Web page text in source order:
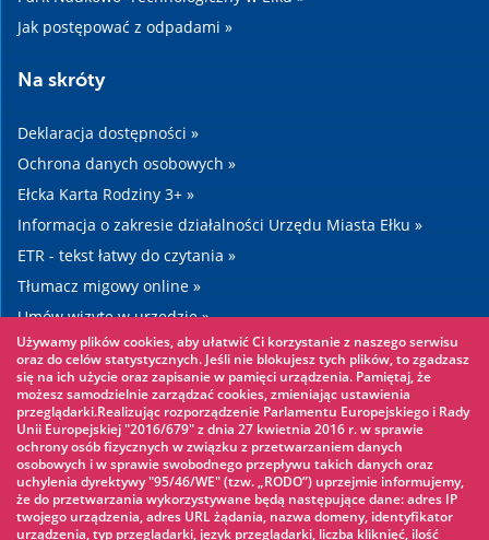
Jak postępować z odpadami »
Na skróty
Deklaracja dostępności »
Ochrona danych osobowych »
Ełcka Karta Rodziny 3+ »
Informacja o zakresie działalności Urzędu Miasta Ełku »
ETR - tekst łatwy do czytania »
Tłumacz migowy online »
Umów wizytę w urzędzie »
Drogi »
Warto zobaczyć
Park linowy »
Park Wodny »
Lodowisko »
Używamy plików cookies, aby ułatwić Ci korzystanie z naszego serwisu
oraz do celów statystycznych. Jeśli nie blokujesz tych plików, to zgadzasz
się na ich użycie oraz zapisanie w pamięci urządzenia. Pamiętaj, że
możesz samodzielnie zarządzać cookies, zmieniając ustawienia
przeglądarki.Realizując rozporządzenie Parlamentu Europejskiego i Rady
Unii Europejskiej "2016/679" z dnia 27 kwietnia 2016 r. w sprawie
ochrony osób fizycznych w związku z przetwarzaniem danych
osobowych i w sprawie swobodnego przepływu takich danych oraz
uchylenia dyrektywy "95/46/WE" (tzw. „RODO”) uprzejmie informujemy,
że do przetwarzania wykorzystywane będą następujące dane: adres IP
twojego urządzenia, adres URL żądania, nazwa domeny, identyfikator
urządzenia, typ przeglądarki, język przeglądarki, liczba kliknięć, ilość